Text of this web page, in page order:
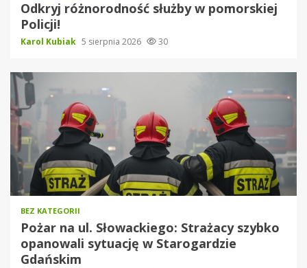
Odkryj różnorodność służby w pomorskiej
Policji!
Karol Kubiak 5 sierpnia 2026 30
BEZ KATEGORII
Pożar na ul. Słowackiego: Strażacy szybko
opanowali sytuację w Starogardzie
Gdańskim